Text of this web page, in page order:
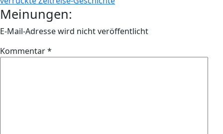
Meinungen:
E-Mail-Adresse wird nicht veröffentlicht
Kommentar*